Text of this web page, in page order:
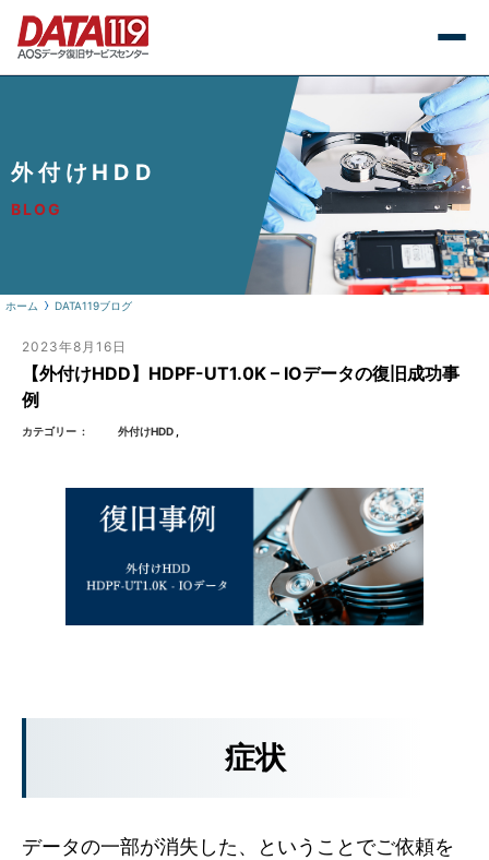
外付けHDD
BLOG
ホーム DATA119ブログ
2023年8月16日
【外付けHDD】HDPF-UT1.0K – IOデータの復旧成功事
例
カテゴリー 外付けHDD
症状
データの一部が消失した、ということでご依頼を